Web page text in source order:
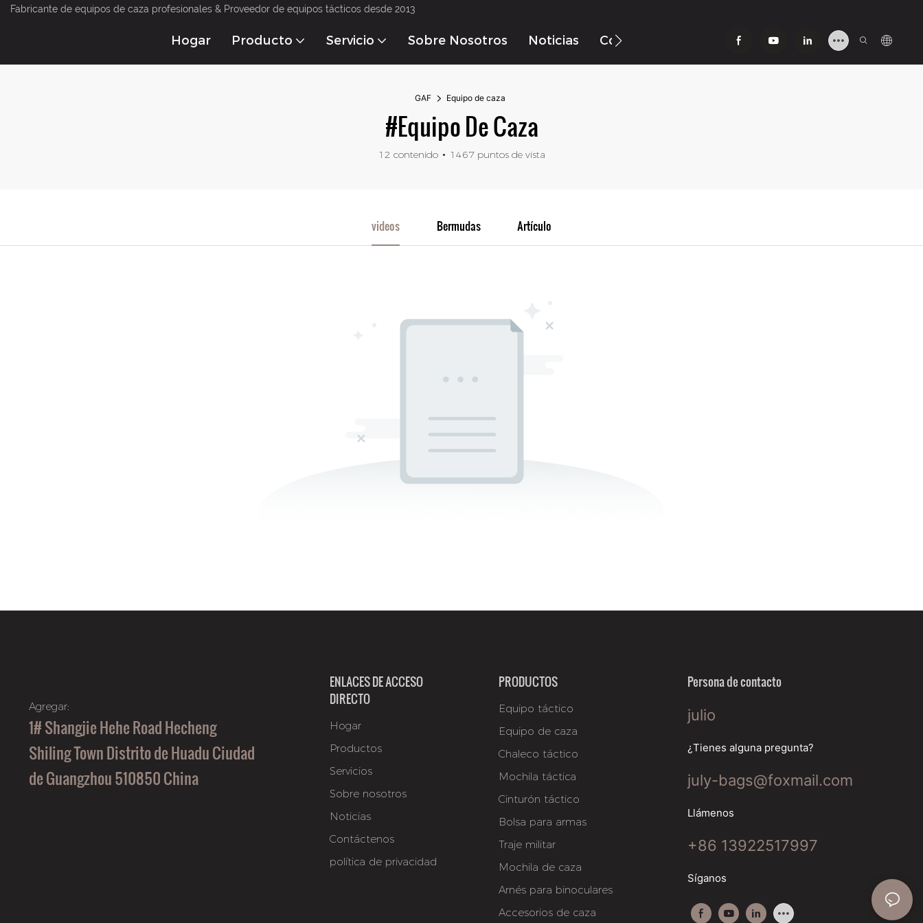
Fabricante de equipos de caza profesionales & Proveedor de equipos tácticos desde 2013
Hogar Producto Servicio Sobre Nosotros Noticias Contáctenos
GAF Equipo de caza
#Equipo De Caza
12 contenido 1467 puntos de vista
videos Bermudas Artículo
Agregar:
1# Shangjie Hehe Road Hecheng
Shiling Town Distrito de Huadu Ciudad
de Guangzhou 510850 China
ENLACES DE ACCESO
DIRECTO
Hogar
Productos
Servicios
Sobre nosotros
Noticias
Contáctenos
política de privacidad
PRODUCTOS
Equipo táctico
Equipo de caza
Chaleco táctico
Mochila táctica
Cinturón táctico
Bolsa para armas
Traje militar
Mochila de caza
Arnés para binoculares
Accesorios de caza
Persona de contacto
julio
¿Tienes alguna pregunta?
july-bags@foxmail.com
Llámenos
+86 13922517997
Síganos